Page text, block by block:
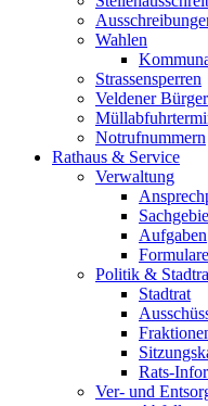
Wahlen
Strassensperren
Veldener
Notrufnummern
Rathaus & Service
Verwaltung
Aufgaben
Formulare
Politik &
Stadtrat
Rats-
Ver- und